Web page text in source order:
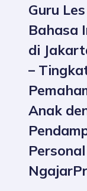
Guru
Bahasa
di
–
Anak